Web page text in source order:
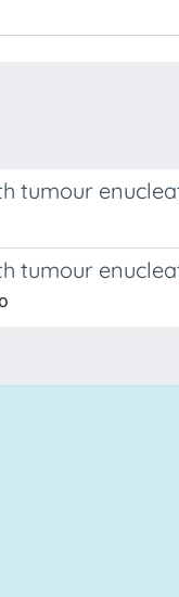
tumour
tumour